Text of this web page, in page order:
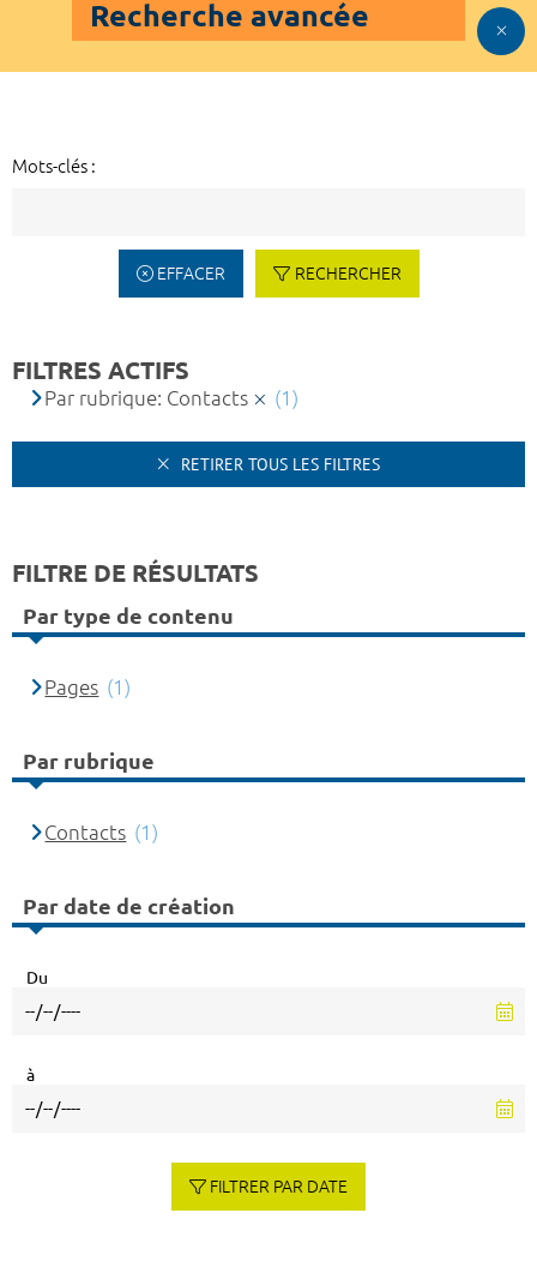
Recherche avancée
Mots-clés :
EFFACER RECHERCHER
FILTRES ACTIFS
Par rubrique: Contacts (1)
RETIRER TOUS LES FILTRES
FILTRE DE RÉSULTATS
Par type de contenu
Pages (1)
Par rubrique
Contacts (1)
Par date de création
Du
à
FILTRER PAR DATE